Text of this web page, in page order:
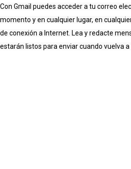
Con Gmail puedes acceder a tu correo
momento y en cualquier lugar, en
de conexión a Internet. Lea y redacte
estarán listos para enviar cuando vuelva a